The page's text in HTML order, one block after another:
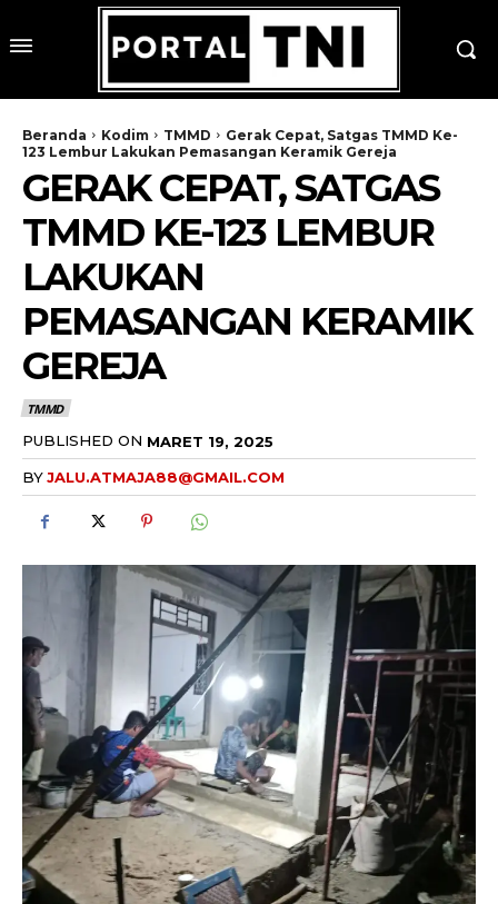
Beranda Kodim TMMD
Gerak Cepat, Satgas TMMD Ke-
123 Lembur Lakukan Pemasangan Keramik Gereja
GERAK CEPAT, SATGAS
TMMD KE-123 LEMBUR
LAKUKAN
PEMASANGAN KERAMIK
GEREJA
TMMD
PUBLISHED ON MARET 19, 2025
BYJALU.ATMAJA88@GMAIL.COM